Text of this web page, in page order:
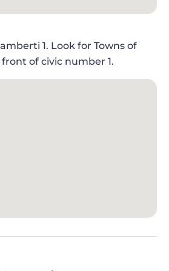
con
più iconico di Firenze.
dal XIII al XV secolo e
come l’orologio di
DEL BRUNELLESCHI E
1. Look for Towns of
of civic number 1.